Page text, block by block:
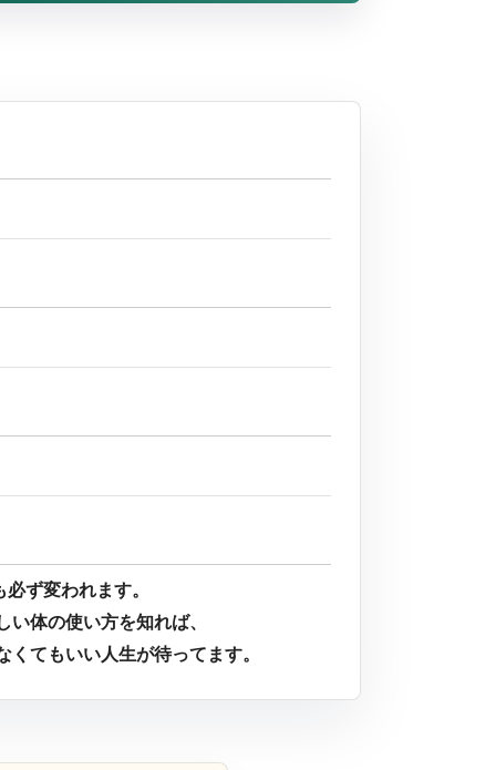
ず変われます。
い体の使い方を知れば、
てもいい人生が待ってます。